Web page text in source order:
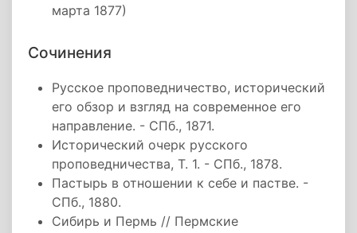
марта 1877)
Сочинения
Русское проповедничество, исторический
его обзор и взгляд на современное его
направление. - СПб., 1871.
Исторический очерк русского
проповедничества, Т. 1. - СПб., 1878.
Пастырь в отношении к себе и пастве. -
СПб., 1880.
Сибирь и Пермь // Пермские